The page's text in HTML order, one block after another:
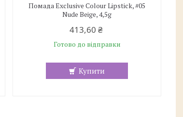
Помада Exclusive Colour Lipstick, #05
Nude Beige, 4,5g
413,60 ₴
Готово до відправки
Купити